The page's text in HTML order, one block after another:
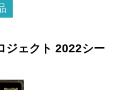
ジェクト 2022シー